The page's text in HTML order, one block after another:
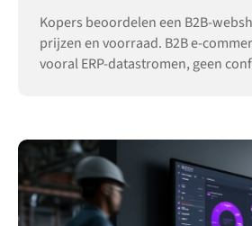
Kopers beoordelen een B2B-
prijzen en voorraad. B2B e-
vooral ERP-datastromen, geen